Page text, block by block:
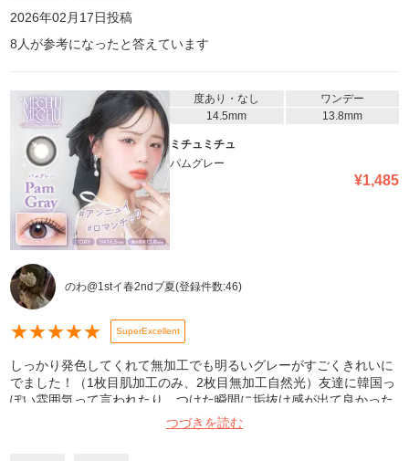
さん向きの黒コンって感じで、ナチュラルに盛りたい人におすすめ
です🖤
2026年02月17日投稿
8 人が参考になったと答えています
度あり・なし
ワンデー
14.5mm
13.8mm
ミチュミチュ
パムグレー
¥1,485
のわ@1stイ春2ndブ夏(登録件数:46)
★★★★★ SuperExcellent
しっかり発色してくれて無加工でも明るいグレーがすごくきれいに
でました！（1枚目肌加工のみ、2枚目無加工自然光）友達に韓国っ
ぽい雰囲気って言われたり、つけた瞬間に垢抜け感が出て良かった
です。サイズも大きすぎないので程よい存在感で派手にならなかっ
たです！あと細ふち大好き。。。あとつけ心地も乾燥せずレンズが
つづきを読む